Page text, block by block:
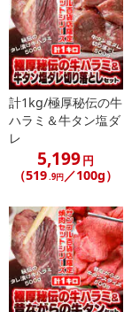
・賞味期限：製造
・原産国（最終加
・原材料/材質/素材
・その他商品仕様：
解凍された場合は
注意事項
【賞味・消費期限
計1kg/極厚秘伝の牛
ハラミ＆牛タン塩ダ
レ
5,199円
（519.9円／100g）